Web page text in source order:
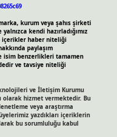
kurum veya şahıs şirketi
kendi hazırladığımız
içerikler haber niteliği
paylaşım
isim benzerlikleri tamamen
ve tavsiye niteliği
ve İletişim Kurumu
olarak hizmet vermektedir. Bu
veya araştırma
yazdıkları içeriklerin
bu sorumluluğu kabul